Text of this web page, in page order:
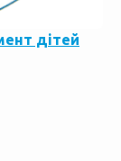
дітей